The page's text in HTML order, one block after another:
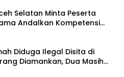
Selatan Minta Peserta
Andalkan Kompetensi
Kedekatan
Diduga Ilegal Disita di
Diamankan, Dua Masih